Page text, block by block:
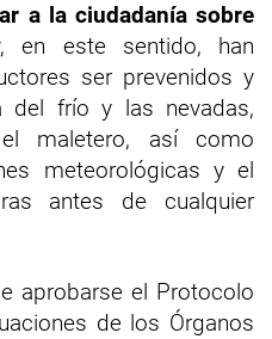
a la ciudadanía sobre
en este sentido, han
ser prevenidos y
del frío y las nevadas,
maletero, así como
meteorológicas y el
antes de cualquier
aprobarse el Protocolo
de los Órganos